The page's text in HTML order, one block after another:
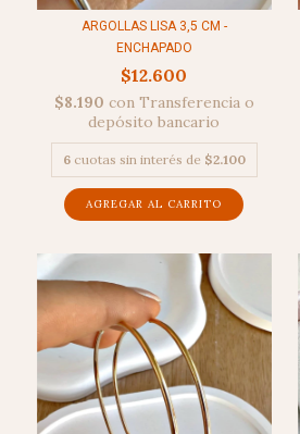
ARGOLLAS LISA 3,5 CM -
ENCHAPADO
$12.600
$8.190 con Transferencia o
depósito bancario
6 cuotas sin interés de $2.100